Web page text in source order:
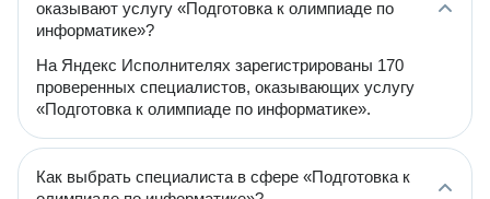
оказывают услугу «Подготовка к олимпиаде по
информатике»?
На Яндекс Исполнителях зарегистрированы 170
проверенных специалистов, оказывающих услугу
«Подготовка к олимпиаде по информатике».
Как выбрать специалиста в сфере «Подготовка к